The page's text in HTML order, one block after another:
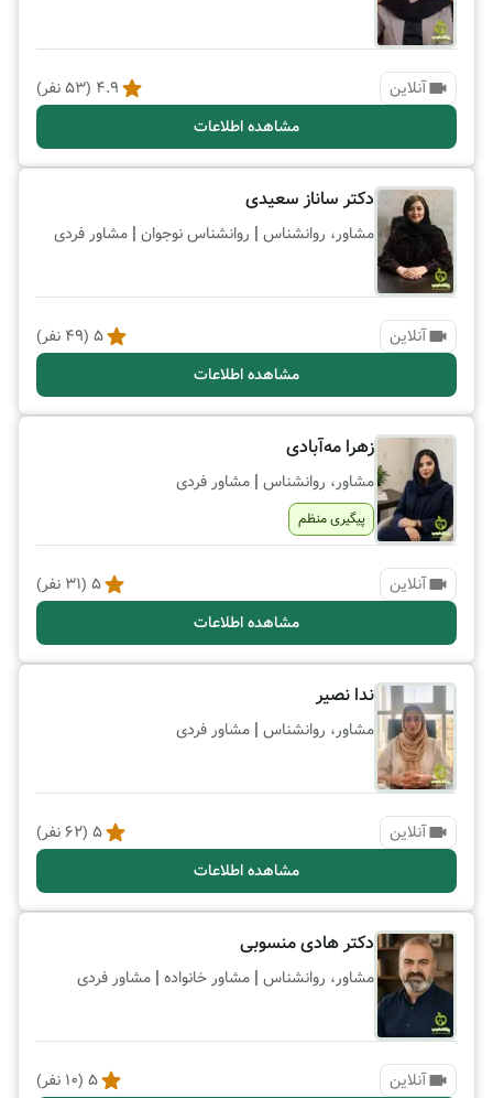
آنلاین 4.9
(
53نفر)
مشاهده اطلاعات
دکتر ساناز سعیدی
مشاور، روانشناس | روانشناس نوجوان | مشاور فردی
آنلاین 5
(
49 نفر)
مشاهده اطلاعات
زهرا مه‌آبادی
مشاور، روانشناس | مشاور فردی
پیگیری منظم
آنلاین 5
(
31 نفر)
مشاهده اطلاعات
ندا نصیر
مشاور، روانشناس | مشاور فردی
آنلاین 5
(
62 نفر)
مشاهده اطلاعات
دکتر هادی منسوبی
مشاور، روانشناس | مشاور خانواده | مشاور فردی
آنلاین 5
(
10 نفر)